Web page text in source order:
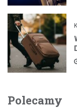
Polecamy